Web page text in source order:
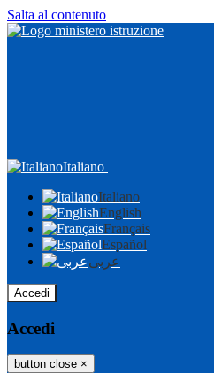
Salta al contenuto
Italiano
Italiano
English
Français
Español
عربى
Accedi
Accedi
button close ×